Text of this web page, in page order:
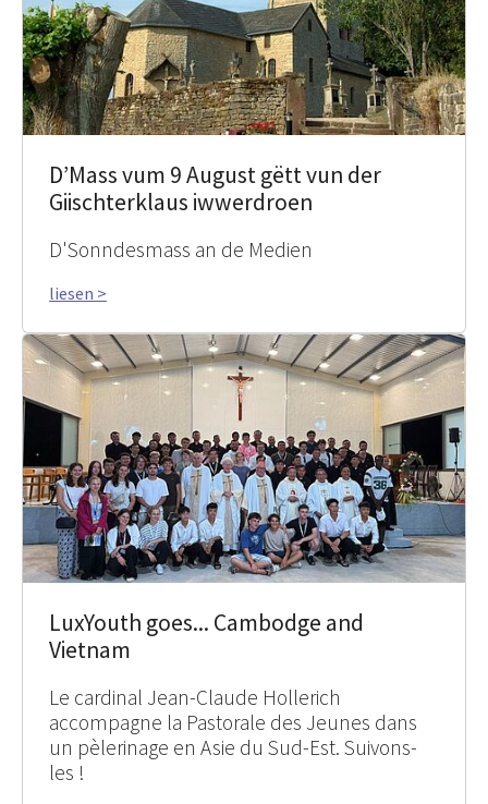
D’Mass vum 9 August gëtt vun der
Giischterklaus iwwerdroen
D'Sonndesmass an de Medien
liesen >
LuxYouth goes... Cambodge and
Vietnam
Le cardinal Jean-Claude Hollerich
accompagne la Pastorale des Jeunes dans
un pèlerinage en Asie du Sud-Est. Suivons-
les !